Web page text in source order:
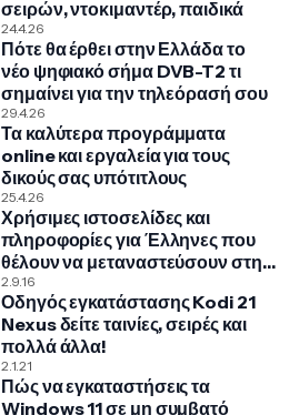
σειρών, ντοκιμαντέρ, παιδικά
24.4.26
Πότε θα έρθει στην Ελλάδα το
νέο ψηφιακό σήμα DVB-T2 τι
σημαίνει για την τηλεόρασή σου
29.4.26
Τα καλύτερα προγράμματα
online και εργαλεία για τους
δικούς σας υπότιτλους
25.4.26
Χρήσιμες ιστοσελίδες και
πληροφορίες για Έλληνες που
θέλουν να μεταναστεύσουν στην
Γερμανία
2.9.16
Οδηγός εγκατάστασης Kodi 21
Nexus δείτε ταινίες, σειρές και
πολλά άλλα!
2.1.21
Πώς να εγκαταστήσεις τα
Windows 11 σε μη συμβατό